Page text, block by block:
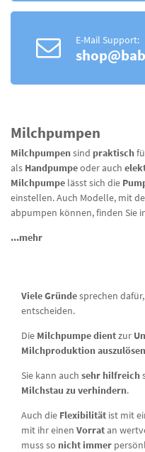
E-Mail Support:
Milchpumpen
Milchpumpensind praktisch
als Handpumpeoder auch
Milchpumpe lässt sich die
einstellen. Auch Modelle, mit
abpumpen können, finden Sie
...mehr
Viele Gründesprechen
entscheiden.
Die Milchpumpedientzur
Milchproduktionauszulösen
Sie kann auch sehr hilfreich
Milchstau zu verhindern.
Auch die Flexibilität ist mit
mit ihr einen Vorratan
muss so nicht immer